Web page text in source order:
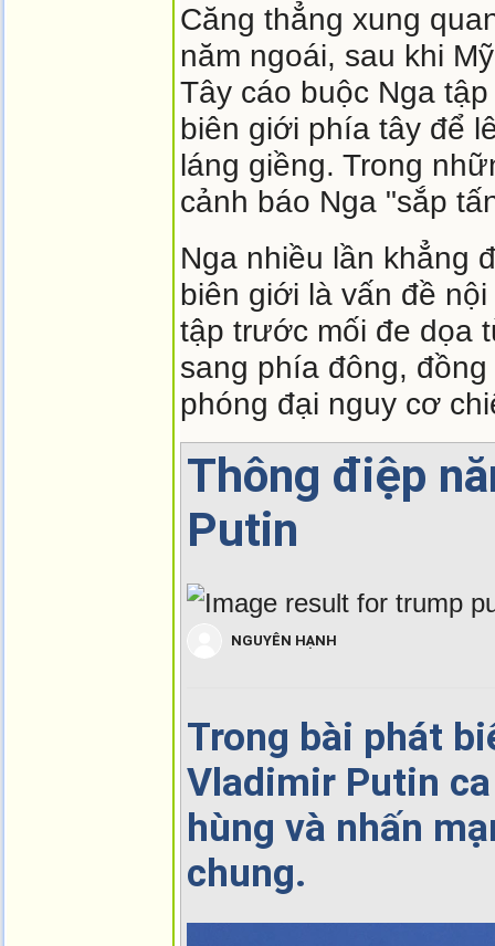
Căng thẳng xung
năm ngoái, sau khi
Tây cáo buộc Nga
biên giới phía tây để
láng giềng. Trong
cảnh báo Nga "sắp
Nga nhiều lần khẳng
biên giới là vấn đề
tập trước mối đe dọa
sang phía đông,
phóng đại nguy cơ
Thông điệp
Putin
NGUYÊN HẠNH
Trong bài phát
Vladimir Putin
hùng và nhấn
chung.